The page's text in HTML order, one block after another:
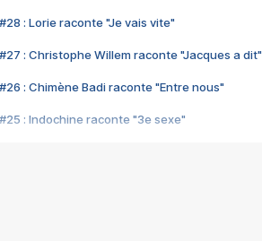
#28 : Lorie raconte "Je vais vite"
#27 : Christophe Willem raconte "Jacques a dit"
#26 : Chimène Badi raconte "Entre nous"
#25 : Indochine raconte "3e sexe"